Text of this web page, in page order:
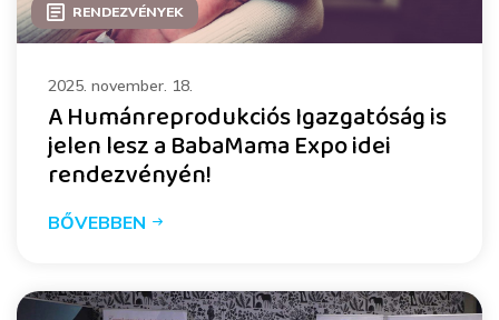
RENDEZVÉNYEK
2025. november. 18.
A Humánreprodukciós Igazgatóság is
jelen lesz a BabaMama Expo idei
rendezvényén!
BŐVEBBEN